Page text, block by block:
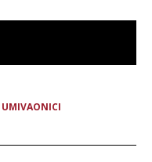
UMIVAONICI